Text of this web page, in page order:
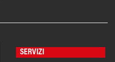
SERVIZI